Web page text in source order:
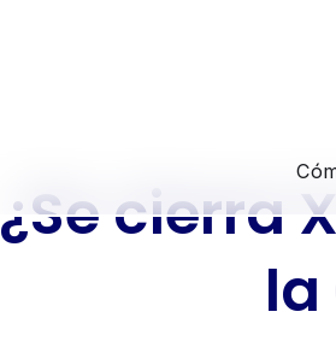
¿Se cierra
la